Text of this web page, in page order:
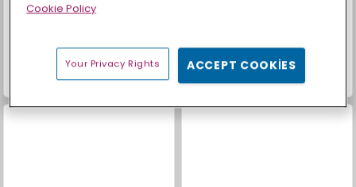
Trollface Quest: USA 2 Masha and the Bear: Meadows
Cookie Policy
Your Privacy Rights ACCEPT COOKIES